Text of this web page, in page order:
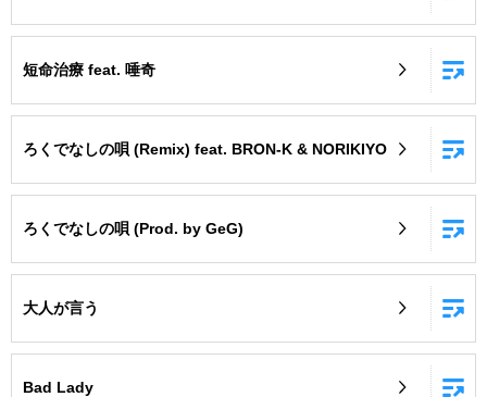
自宅でカラオケ歌い放題！
短命治療 feat. 唾奇
ろくでなしの唄 (Remix) feat. BRON-K & NORIKIYO
ろくでなしの唄 (Prod. by GeG)
大人が言う
Bad Lady